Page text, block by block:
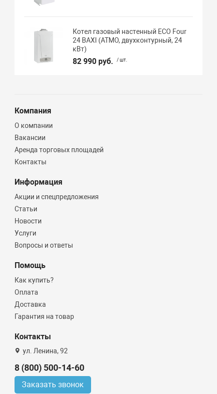
Котел газовый настенный ECO Four
24 BAXI (АТМО, двухконтурный, 24
кВт)
82 990 руб. / шт.
Компания
О компании
Вакансии
Аренда торговых площадей
Контакты
Информация
Акции и спецпредложения
Статьи
Новости
Услуги
Вопросы и ответы
Помощь
Как купить?
Оплата
Доставка
Гарантия на товар
Контакты
ул. Ленина, 92
8 (800) 500-14-60
Заказать звонок